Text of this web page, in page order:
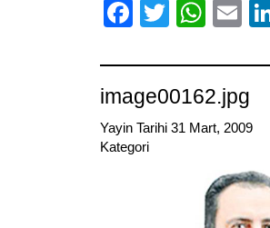
Facebook
Twitter
image00162.jpg
Yayin Tarihi 31 Mart, 2009
Kategori